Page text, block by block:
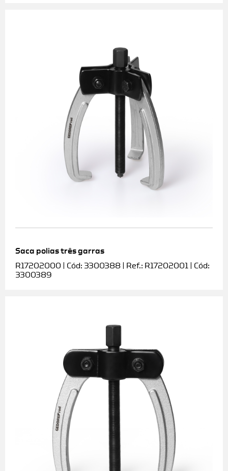
Saca polias três garras
R17202000 | Cód: 3300388 | Ref.: R17202001 | Cód:
3300389